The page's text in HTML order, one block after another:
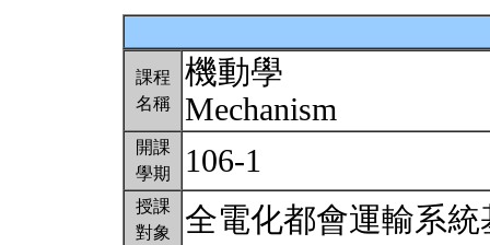
課程
名稱
機動學
Mechanism
開課
學期
106-1
授課
對象
全電化都會運輸系